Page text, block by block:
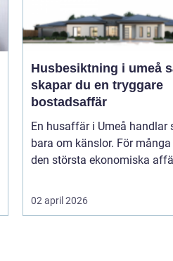
Husbesiktning i umeå så
skapar du en tryggare
bostadsaffär
En husaffär i Umeå handlar
bara om känslor. För
den största ekonomiska
02 april 2026